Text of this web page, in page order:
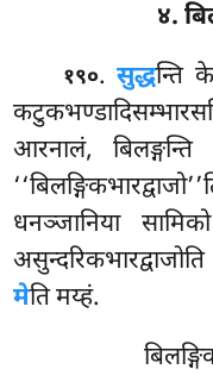
४.
१९०.सुद्धन्ति
आरनालं,
धनञ्जानिया
मेति मय्हं.